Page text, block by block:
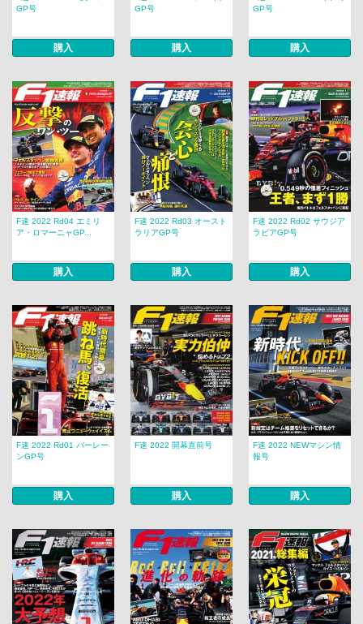
GP号
購入
GP号
購入
GP号
購入
F速 2022 Rd04 エミリ
ア・ロマーニャGP...
購入
F速 2022 Rd03 オースト
ラリアGP号
購入
F速 2022 Rd02 サウジア
ラビアGP号
購入
F速 2022 Rd01 バーレー
ンGP号
購入
F速 2022 開幕直前号
購入
F速 2022 NEWマシン情
報号
購入